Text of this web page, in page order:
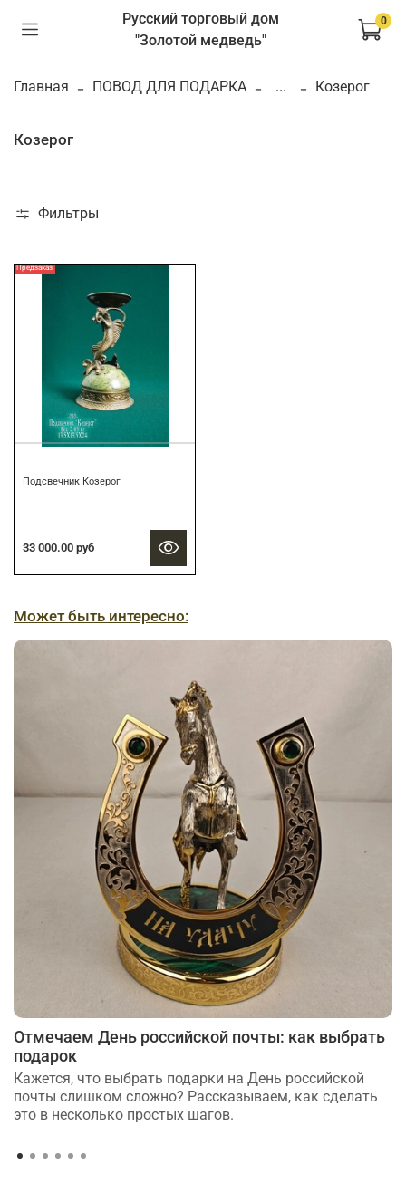
Русский торговый дом
"Золотой медведь"
0
Главная ПОВОД ДЛЯ ПОДАРКА ... Козерог
Козерог
Фильтры
Предзаказ
Подсвечник Козерог
33 000.00 руб
Может быть интересно:
Отмечаем День российской почты: как выбрать
подарок
Кажется, что выбрать подарки на День российской
почты слишком сложно? Рассказываем, как сделать
это в несколько простых шагов.